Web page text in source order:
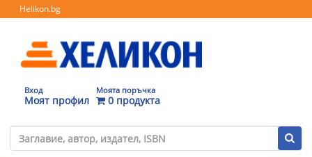
Helikon.bg
Вход
Моят профил
Моята поръчка
0 продукта